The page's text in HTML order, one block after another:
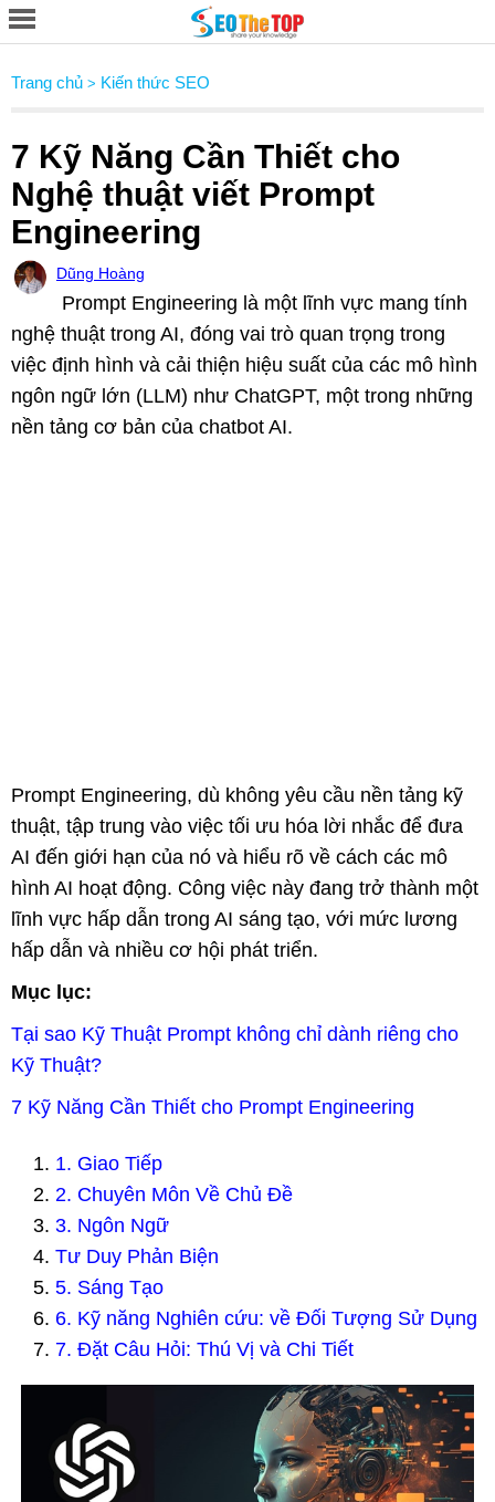
Trang chủ > Kiến thức SEO
7 Kỹ Năng Cần Thiết cho
Nghệ thuật viết Prompt
Engineering
Dũng Hoàng
Prompt Engineering là một lĩnh vực mang tính
nghệ thuật trong AI, đóng vai trò quan trọng trong
việc định hình và cải thiện hiệu suất của các mô hình
ngôn ngữ lớn (LLM) như ChatGPT, một trong những
nền tảng cơ bản của chatbot AI.
Prompt Engineering, dù không yêu cầu nền tảng kỹ
thuật, tập trung vào việc tối ưu hóa lời nhắc để đưa
AI đến giới hạn của nó và hiểu rõ về cách các mô
hình AI hoạt động. Công việc này đang trở thành một
lĩnh vực hấp dẫn trong AI sáng tạo, với mức lương
hấp dẫn và nhiều cơ hội phát triển.
Mục lục:
Tại sao Kỹ Thuật Prompt không chỉ dành riêng cho
Kỹ Thuật?
7 Kỹ Năng Cần Thiết cho Prompt Engineering
1. Giao Tiếp
2. Chuyên Môn Về Chủ Đề
3. Ngôn Ngữ
Tư Duy Phản Biện
5. Sáng Tạo
6. Kỹ năng Nghiên cứu: về Đối Tượng Sử Dụng
7. Đặt Câu Hỏi: Thú Vị và Chi Tiết